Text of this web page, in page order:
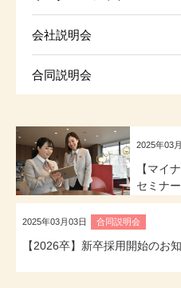
会社説明会
合同説明会
2025年03
【マイ
セミナ
2025年03月03日 合同説明会
【2026卒】新卒採用開始のお